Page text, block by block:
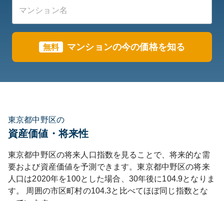
無料 マンションの今の価格を知る
東京都中野区の
資産価値・将来性
東京都中野区の将来人口指数を見ることで、将来的な需
要および資産価値を予測できます。東京都中野区の将来
人口は2020年を100とした場合、30年後に104.9となりま
す。
周囲の市区町村の104.3と比べてほぼ同じ指数とな